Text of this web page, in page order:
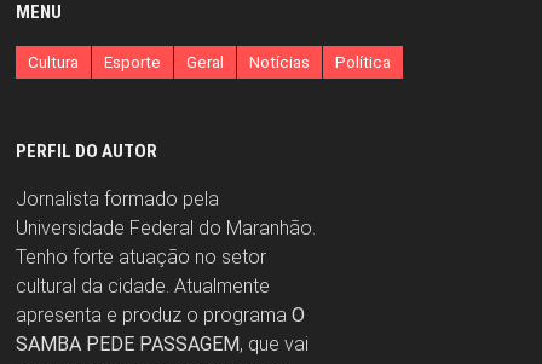
MENU
Cultura Esporte Geral Notícias Política
PERFIL DO AUTOR
Jornalista formado pela
Universidade Federal do Maranhão.
Tenho forte atuação no setor
cultural da cidade. Atualmente
apresenta e produz o programa O
SAMBA PEDE PASSAGEM, que vai